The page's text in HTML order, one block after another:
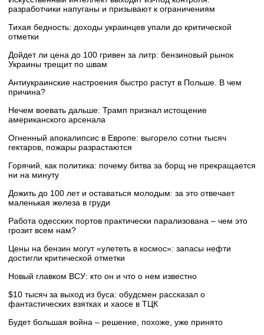
разработчики напуганы и призывают к ограничениям
Тихая бедность: доходы украинцев упали до критической
отметки
Дойдет ли цена до 100 гривен за литр: бензиновый рынок
Украины трещит по швам
Антиукраинские настроения быстро растут в Польше. В чем
причина?
Нечем воевать дальше: Трамп признал истощение
американского арсенала
Огненный апокалипсис в Европе: выгорело сотни тысяч
гектаров, пожары разрастаются
Горячий, как политика: почему битва за борщ не прекращается
ни на минуту
Дожить до 100 лет и оставаться молодым: за это отвечает
маленькая железа в груди
Работа одесских портов практически парализована – чем это
грозит всем нам?
Цены на бензин могут «улететь в космос»: запасы нефти
достигли критической отметки
Новый главком ВСУ: кто он и что о нем известно
$10 тысяч за выход из буса: обудсмен рассказал о
фантастических взятках и хаосе в ТЦК
Будет большая война – решение, похоже, уже принято